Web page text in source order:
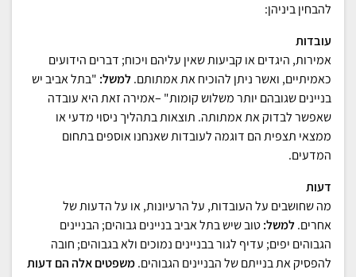
להבחין ביניהן:
עובדות
אמירות, היגדים או קביעות שאין עליהם ויכוח; דברים הידועים
כאמיתיים, ואשר ניתן להוכיח את אמתותם.למשל: "בתל אביב יש
בניינים שגובהם יותר משלוש קומות" –אמירה זאת היא עובדה
שאפשר לבדוק את אמתותה. תוצאות בתהליך ניסוי מדעי או
ממצאי תצפית הם דוגמה לעובדות שאנחנו אוספים בתחום
המדעים.
דעות
מה שחושבים על העובדות, על הרעיונות, או על הדעות של
אחרים.למשל:טוב שיש בתל אביב בניינים גבוהים; הבניינים
הגבוהים יפים; עדיף לגור בבניינים נמוכים ולא בגבוהים; חובה
להפסיק את בנייתם של הבניינים הגבוהים.משפטים אלה הם דעות